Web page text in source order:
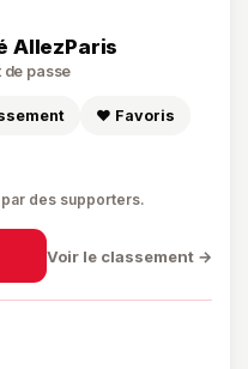
AllezParis
de passe
❤️ Favoris
par des supporters.
Voir le classement →